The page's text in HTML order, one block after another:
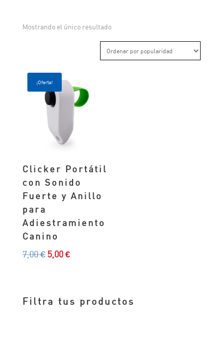
Filtra tus productos
Mostrando el único resultado
¡Oferta!
Clicker Portátil
con Sonido
Fuerte y Anillo
para
Adiestramiento
Canino
7,00€ El
7,00 €.
5,00€El
5,00 €.